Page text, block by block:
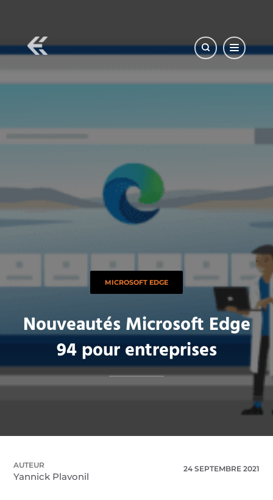
MICROSOFT EDGE
Nouveautés Microsoft Edge
94 pour entreprises
AUTEUR
Yannick Plavonil
24 SEPTEMBRE 2021